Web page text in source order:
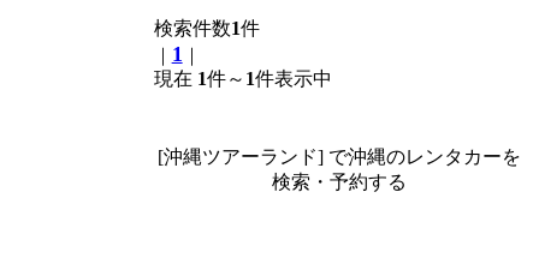
検索件数1件
1
現在 1件～ 1件表示中
[沖縄ツアーランド] で沖縄のレンタカーを
検索・予約する